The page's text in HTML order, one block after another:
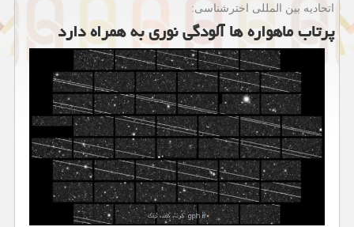
اتحادیه بین المللی اخترشناسی:
پرتاب ماهواره ها آلودگی نوری به همراه دارد